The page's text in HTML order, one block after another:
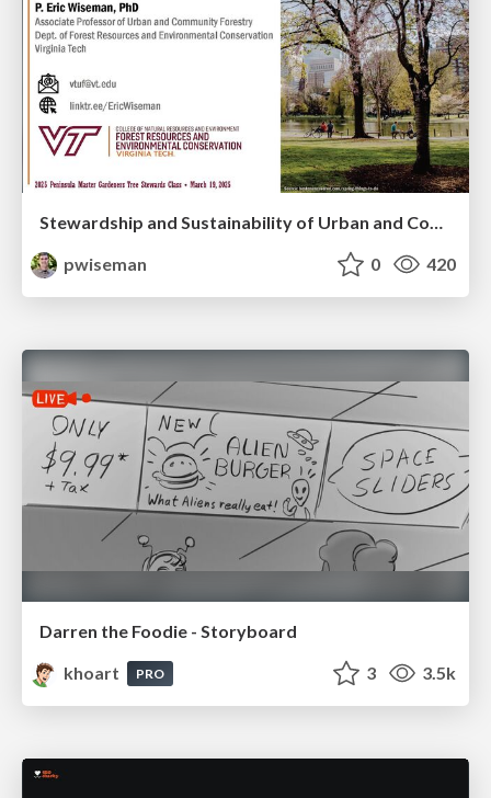
Stewardship and Sustainability of Urban and Community Forests
pwiseman
0 420
Darren the Foodie - Storyboard
khoart
PRO 3 3.5k